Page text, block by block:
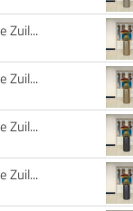
Zuil...
Zuil...
Zuil...
Zuil...